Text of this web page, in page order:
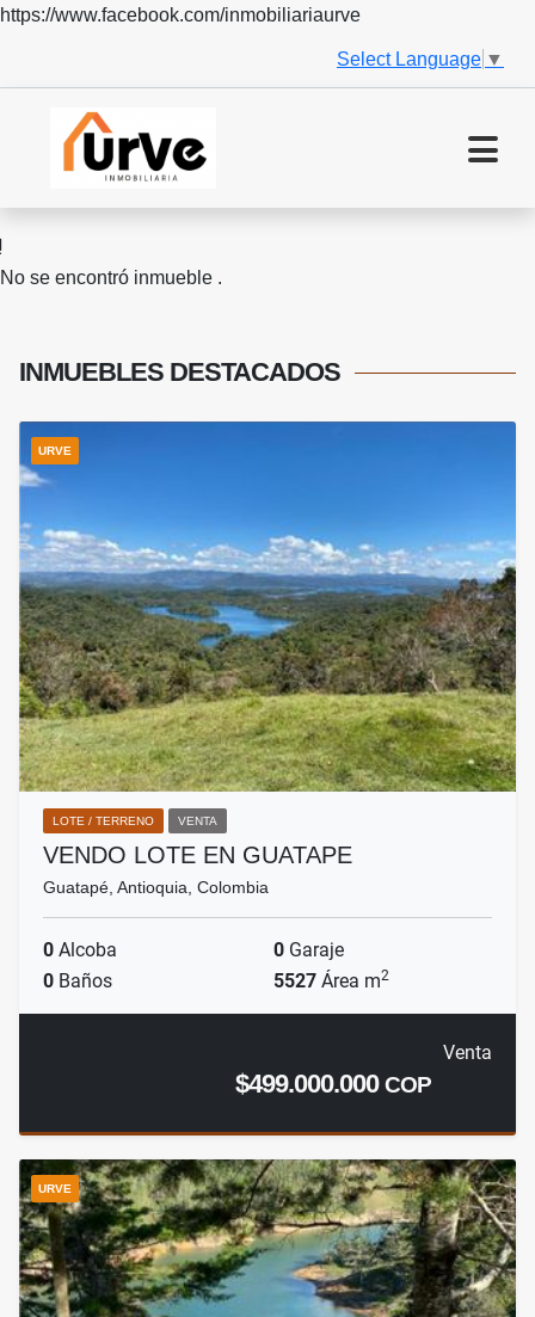
https://www.facebook.com/inmobiliariaurve
Select Language ▼
No se encontró inmueble .
INMUEBLES DESTACADOS
URVE
LOTE / TERRENO VENTA
VENDO LOTE EN GUATAPE
Guatapé, Antioquia, Colombia
0 Alcoba 0 Garaje
0 Baños 5527 Área m2
Venta
$499.000.000COP
URVE